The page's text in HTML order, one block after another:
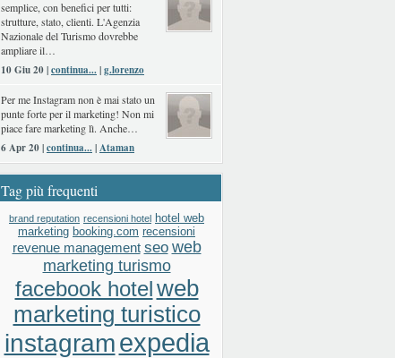
semplice, con benefici per tutti:
strutture, stato, clienti. L'Agenzia
Nazionale del Turismo dovrebbe
ampliare il…
10 Giu 20 |continua...|g.lorenzo
Per me Instagram non è mai stato un
punte forte per il marketing! Non mi
piace fare marketing lì. Anche…
6 Apr 20 |continua...|Ataman
Tag più frequenti
brand reputation recensioni hotel hotel web
marketing booking.com recensioni
revenue management seo web
marketing turismo
facebook hotelweb
marketing turistico
instagramexpedia